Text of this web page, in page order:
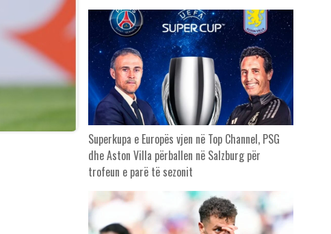
Superkupa e Europës vjen në Top Channel, PSG
dhe Aston Villa përballen në Salzburg për
trofeun e parë të sezonit